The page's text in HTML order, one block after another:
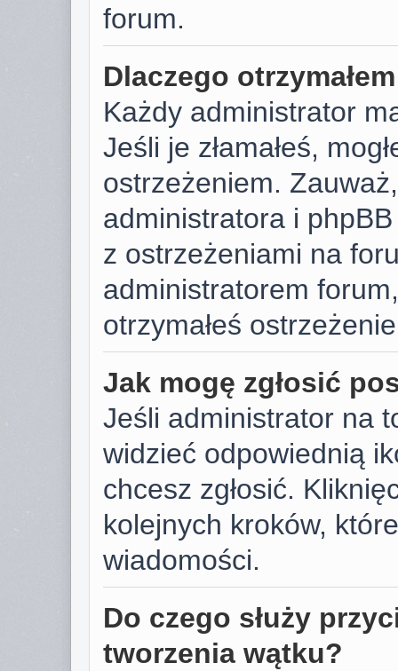
forum.
Dlaczego
Każdy administrator
Jeśli je złamałeś,
ostrzeżeniem.
administratora i
z ostrzeżeniami na
administratorem
otrzymałeś
Jak mogę zgłosić
Jeśli administrator na
widzieć odpowiednią
chcesz zgłosić.
kolejnych kroków,
wiadomości.
Do czego służy
tworzenia wątku?